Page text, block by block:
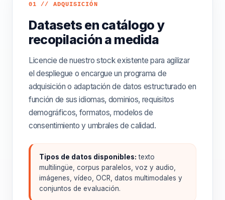
01 // ADQUISICIÓN
Datasets en catálogo y
recopilación a medida
Licencie de nuestro stock existente para agilizar
el despliegue o encargue un programa de
adquisición o adaptación de datos estructurado en
función de sus idiomas, dominios, requisitos
demográficos, formatos, modelos de
consentimiento y umbrales de calidad.
Tipos de datos disponibles: texto
multilingüe, corpus paralelos, voz y audio,
imágenes, vídeo, OCR, datos multimodales y
conjuntos de evaluación.